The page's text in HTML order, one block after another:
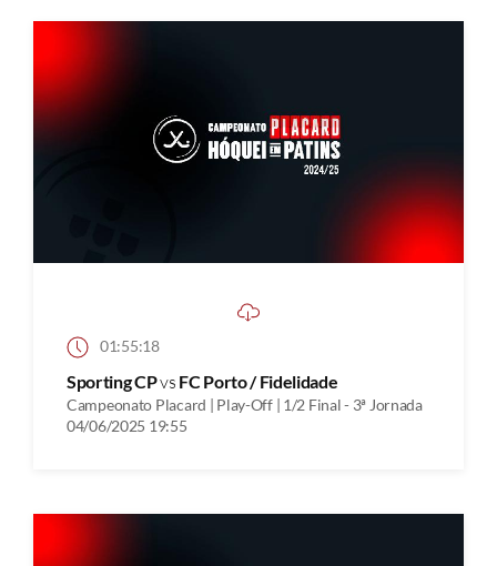
01:55:18
Sporting CPvs FC Porto / Fidelidade
Campeonato Placard | Play-Off | 1/2 Final - 3ª Jornada
04/06/2025 19:55